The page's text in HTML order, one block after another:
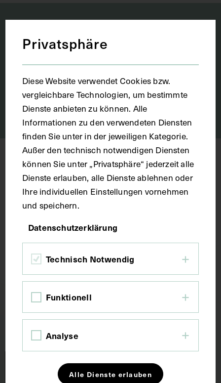
bis
STICHWORTSUCHE
Juli 2026
Privatsphäre
Diese Website verwendet Cookies bzw.
vergleichbare Technologien, um bestimmte
Dienste anbieten zu können. Alle
Informationen zu den verwendeten Diensten
finden Sie unter in der jeweiligen Kategorie.
Außer den technisch notwendigen Diensten
können Sie unter „Privatsphäre“ jederzeit alle
Dienste erlauben, alle Dienste ablehnen oder
Ihre individuellen Einstellungen vornehmen
und speichern.
Datenschutzerklärung
Technisch Notwendig
Funktionell
Analyse
Alle Dienste erlauben